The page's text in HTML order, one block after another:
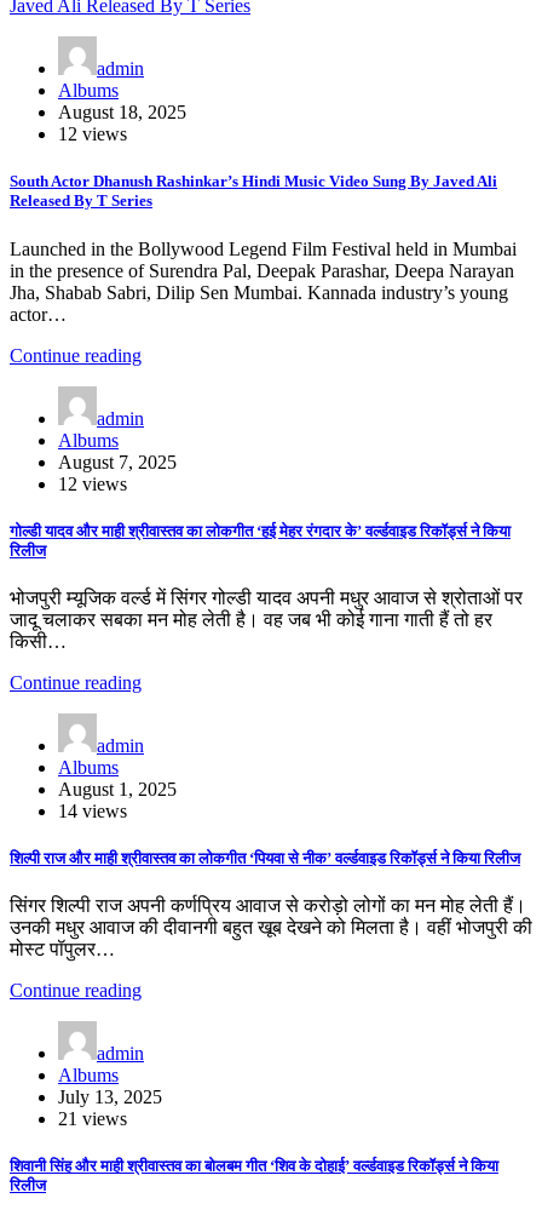
admin
Albums
August 18, 2025
12 views
South Actor Dhanush Rashinkar’s Hindi Music Video Sung By Javed Ali
Released By T Series
Launched in the Bollywood Legend Film Festival held in Mumbai
in the presence of Surendra Pal, Deepak Parashar, Deepa Narayan
Jha, Shabab Sabri, Dilip Sen Mumbai. Kannada industry’s young
actor…
Continue reading
admin
Albums
August 7, 2025
12 views
गोल्डी यादव और माही श्रीवास्तव का लोकगीत ‘हई मेहर रंगदार के’ वर्ल्डवाइड रिकॉर्ड्स ने किया
रिलीज
भोजपुरी म्यूजिक वर्ल्ड में सिंगर गोल्डी यादव अपनी मधुर आवाज से श्रोताओं पर
जादू चलाकर सबका मन मोह लेती है। वह जब भी कोई गाना गाती हैं तो हर
किसी…
Continue reading
admin
Albums
August 1, 2025
14 views
शिल्पी राज और माही श्रीवास्तव का लोकगीत ‘पियवा से नीक’ वर्ल्डवाइड रिकॉर्ड्स ने किया रिलीज
सिंगर शिल्पी राज अपनी कर्णप्रिय आवाज से करोड़ो लोगों का मन मोह लेती हैं।
उनकी मधुर आवाज की दीवानगी बहुत खूब देखने को मिलता है। वहीं भोजपुरी की
मोस्ट पॉपुलर…
Continue reading
admin
Albums
July 13, 2025
21 views
शिवानी सिंह और माही श्रीवास्तव का बोलबम गीत ‘शिव के दोहाई’ वर्ल्डवाइड रिकॉर्ड्स ने किया
रिलीज